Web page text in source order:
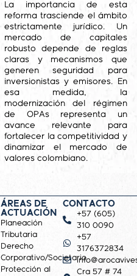
La importancia de esta
reforma trasciende el ámbito
estrictamente jurídico. Un
mercado de capitales
robusto depende de reglas
claras y mecanismos que
generen seguridad para
inversionistas y emisores. En
esa medida, la
modernización del régimen
de OPAs representa un
avance relevante para
fortalecer la competitividad y
dinamizar el mercado de
valores colombiano.
ÁREAS DE
ACTUACIÓN
Planeación
Tributaria
Derecho
Corporativo/Societario
Protección al
CONTACTO
+57 (605)
310 0090
+57
3176372834
Cra 57 # 74